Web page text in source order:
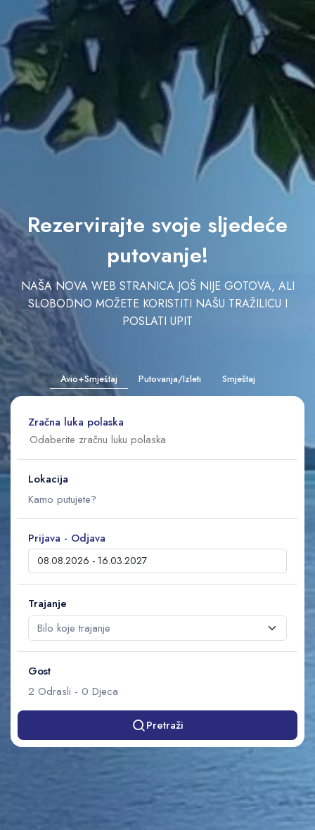
Rezervirajte svoje sljedeće
putovanje!
NAŠA NOVA WEB STRANICA JOŠ NIJE GOTOVA, ALI
SLOBODNO MOŽETE KORISTITI NAŠU TRAŽILICU I
POSLATI UPIT
Avio+Smještaj Putovanja/Izleti Smještaj
Zračna luka polaska
Lokacija
Prijava - Odjava
Trajanje
Gost
2 Odrasli - 0 Djeca
Pretraži